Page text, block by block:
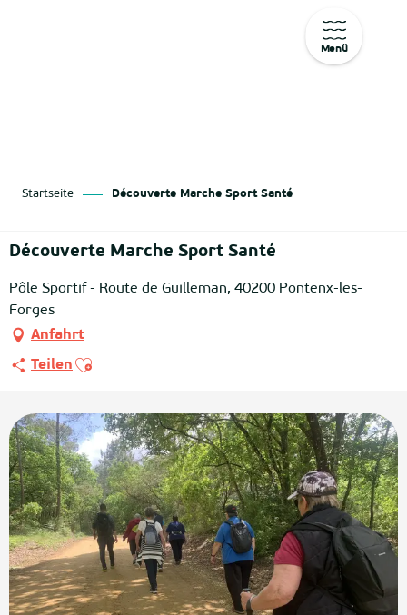
Menü
Startseite Découverte Marche Sport Santé
Découverte Marche Sport Santé
Pôle Sportif - Route de Guilleman, 40200 Pontenx-les-
Forges
Anfahrt
Teilen Ajouter aux favoris